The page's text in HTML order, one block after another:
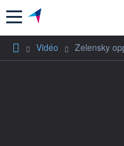
Menu
Vidéo Zelensky